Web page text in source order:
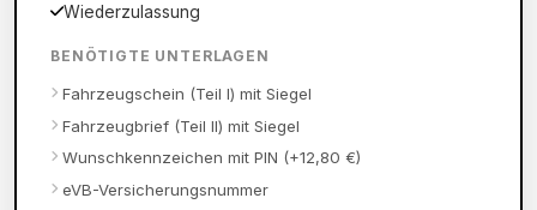
Wiederzulassung
BENÖTIGTE UNTERLAGEN
Fahrzeugschein (Teil I) mit Siegel
Fahrzeugbrief (Teil II) mit Siegel
Wunschkennzeichen mit PIN (+12,80 €)
eVB-Versicherungsnummer